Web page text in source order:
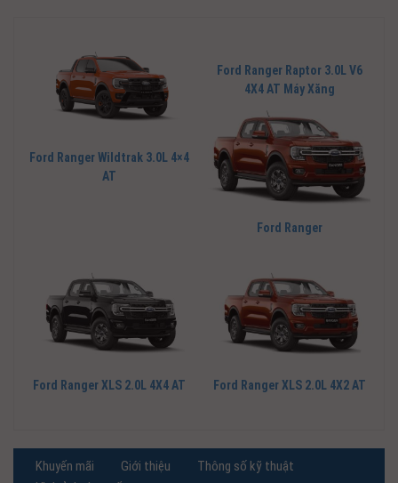
Ford Ranger Wildtrak 3.0L 4×4
AT
Ford Ranger Raptor 3.0L V6
4X4 AT Máy Xăng
Ford Ranger
Ford Ranger XLS 2.0L 4X4 AT Ford Ranger XLS 2.0L 4X2 AT
Khuyến mãi Giới thiệu
Thông số kỹ thuật